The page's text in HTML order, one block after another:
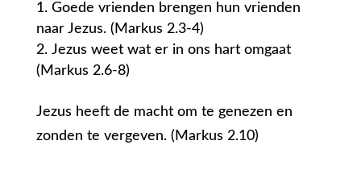
Goede vrienden brengen hun vrienden
naar Jezus. (Markus 2.3-4)
Jezus weet wat er in ons hart omgaat
(Markus 2.6-8)
Jezus heeft de macht om te genezen en
zonden te vergeven. (Markus 2.10)